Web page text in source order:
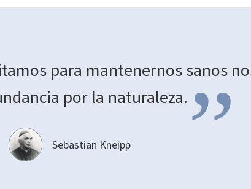
para mantenernos sanos
por la naturaleza. ”
Sebastian Kneipp